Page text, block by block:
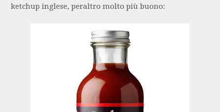
ketchup inglese, peraltro molto più buono: